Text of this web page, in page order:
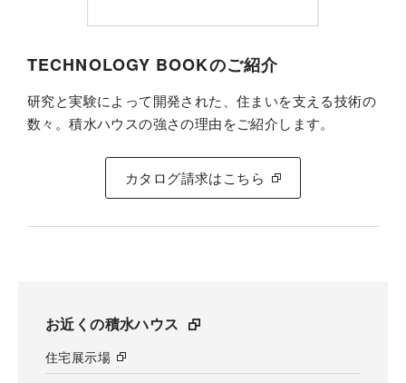
TECHNOLOGY BOOKのご紹介
研究と実験によって開発された、住まいを支える技術の
数々。積水ハウスの強さの理由をご紹介します。
カタログ請求はこちら
お近くの積水ハウス
住宅展示場